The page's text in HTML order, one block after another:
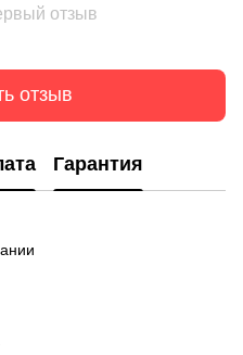
отзыв
отзыв
Гарантия